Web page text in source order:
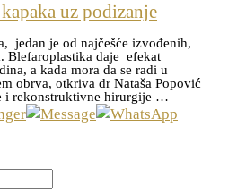
uz podizanje
jedan je od najčešće izvođenih,
Blefaroplastika daje efekat
a kada mora da se radi u
obrva, otkriva dr Nataša Popović
i rekonstruktivne hirurgije …